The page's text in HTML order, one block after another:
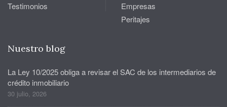
Testimonios
Empresas
Peritajes
Nuestro blog
La Ley 10/2025 obliga a revisar el SAC de los intermediarios de
crédito inmobiliario
30 julio, 2026